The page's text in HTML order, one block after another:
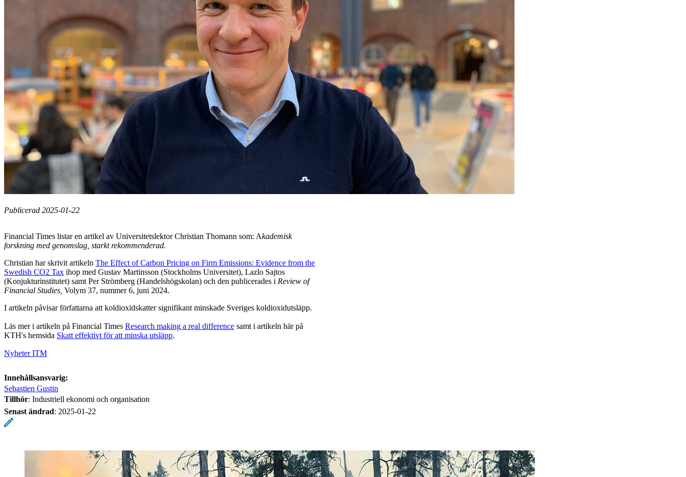
Publicerad 2025-01-22
Financial Times listar en artikel av Universitetslektor Christian Thomann som: Akademisk
forskning med genomslag, starkt rekommenderad.
Christian har skrivit artikeln The Effect of Carbon Pricing on Firm Emissions: Evidence from the
Swedish CO2 Tax ihop med Gustav Martinsson (Stockholms Universitet), Lazlo Sajtos
(Konjukturinstitutet) samt Per Strömberg (Handelshögskolan) och den publicerades i Review of
Financial Studies, Volym 37, nummer 6, juni 2024.
I artikeln påvisar författarna att koldioxidskatter signifikant minskade Sveriges koldioxidutsläpp.
Läs mer i artikeln på Financial Times Research making a real difference samt i artikeln här på
KTH's hemsida Skatt effektivt för att minska utsläpp.
Nyheter ITM
Innehållsansvarig:
Sebastien Gustin
Tillhör: Industriell ekonomi och organisation
Senast ändrad: 2025-01-22